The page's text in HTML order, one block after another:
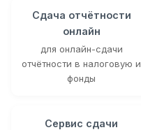
Сдача отчётности
онлайн
для онлайн-сдачи
отчётности в налоговую и
фонды
Сервис сдачи